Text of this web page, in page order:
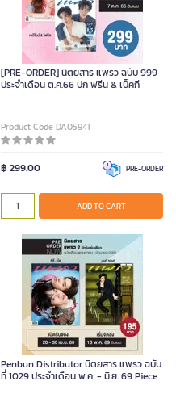
[PRE-ORDER] นิตยสาร แพรว ฉบับ 999
ประจำเดือน ต.ค.66 ปก ฟรีน & เบ็คกี
Product Code DA05941
฿ 299.00 PRE-ORDER
ADD TO CART
Penbun Distributor นิตยสาร แพรว ฉบับ
ที่ 1029 ประจําเดือน พ.ค. - มิ.ย. 69 Piece